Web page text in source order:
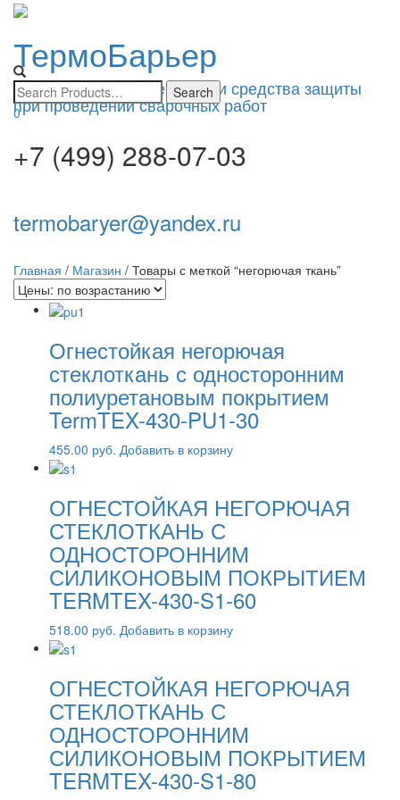
0
ТермоБарьер
Изоляционные материалы и средства защиты
при проведении сварочных работ
+7 (499) 288-07-03
termobaryer@yandex.ru
Главная / Магазин / Товары с меткой “негорючая ткань”
Огнестойкая негорючая
стеклоткань с односторонним
полиуретановым покрытием
TermTEX-430-PU1-30
455.00 руб. Добавить в корзину
ОГНЕСТОЙКАЯ НЕГОРЮЧАЯ
СТЕКЛОТКАНЬ С
ОДНОСТОРОННИМ
СИЛИКОНОВЫМ ПОКРЫТИЕМ
TERMTEX-430-S1-60
518.00 руб. Добавить в корзину
ОГНЕСТОЙКАЯ НЕГОРЮЧАЯ
СТЕКЛОТКАНЬ С
ОДНОСТОРОННИМ
СИЛИКОНОВЫМ ПОКРЫТИЕМ
TERMTEX-430-S1-80